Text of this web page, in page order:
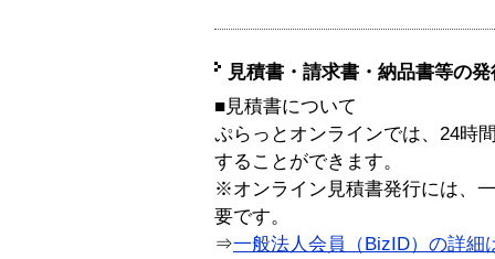
見積書・請求書・納品書等の
■見積書について
ぷらっとオンラインでは、24時
することができます。
※オンライン見積書発行には、
要です。
⇒一般法人会員（BizID）の詳細